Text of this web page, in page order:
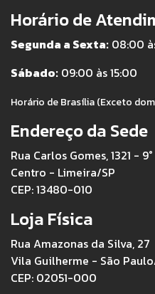
Horário de
Segunda a Sexta: 08:00
Sábado: 09:00 às 15:00
Horário de Brasília (Exceto
Endereço da Sede
Rua Carlos Gomes, 1321 -
Centro - Limeira/SP
CEP: 13480-010
Loja Física
Rua Amazonas da Silva, 27
Vila Guilherme - São
CEP: 02051-000